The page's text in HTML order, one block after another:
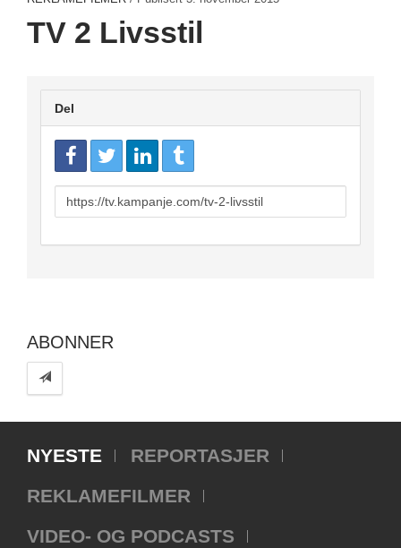
TV 2 Livsstil
Del
URL
to
ABONNER
NYESTE
REPORTASJER
REKLAMEFILMER
VIDEO- OG PODCASTS